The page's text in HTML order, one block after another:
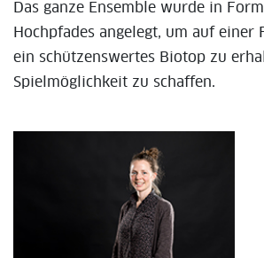
Das ganze Ensemble wurde in
Hochpfades angelegt, um auf einer
ein schützenswertes Biotop zu
Spielmöglichkeit zu schaffen.